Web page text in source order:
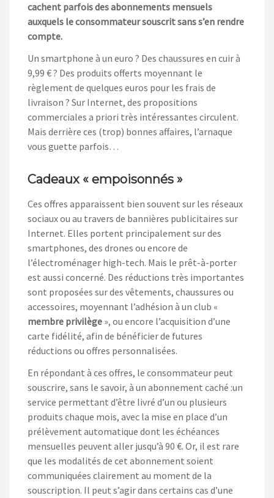
cachent parfois des abonnements mensuels
auxquels le consommateur souscrit sans s’en rendre
compte.
Un smartphone à un euro ? Des chaussures en cuir à
9,99 € ? Des produits offerts moyennant le
règlement de quelques euros pour les frais de
livraison ? Sur Internet, des propositions
commerciales a priori très intéressantes circulent.
Mais derrière ces (trop) bonnes affaires, l’arnaque
vous guette parfois…
Cadeaux « empoisonnés »
Ces offres apparaissent bien souvent sur les réseaux
sociaux ou au travers de bannières publicitaires sur
Internet. Elles portent principalement sur des
smartphones, des drones ou encore de
l’électroménager high-tech. Mais le prêt-à-porter
est aussi concerné. Des réductions très importantes
sont proposées sur des vêtements, chaussures ou
accessoires, moyennant l’adhésion à un club «
membre privilège », ou encore l’acquisition d’une
carte fidélité, afin de bénéficier de futures
réductions ou offres personnalisées.
En répondant à ces offres, le consommateur peut
souscrire, sans le savoir, à un abonnement caché :un
service permettant d’être livré d’un ou plusieurs
produits chaque mois, avec la mise en place d’un
prélèvement automatique dont les échéances
mensuelles peuvent aller jusqu’à 90 €. Or, il est rare
que les modalités de cet abonnement soient
communiquées clairement au moment de la
souscription. Il peut s’agir dans certains cas d’une